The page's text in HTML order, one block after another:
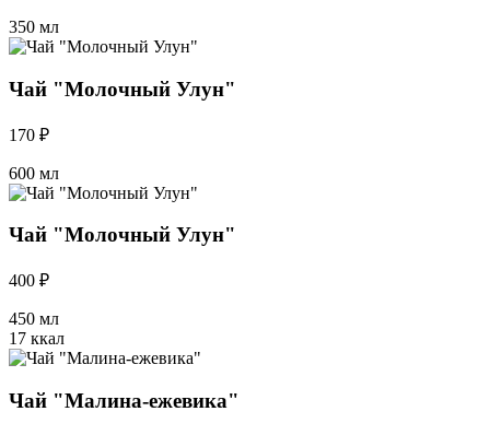
350 мл
Чай "Молочный Улун"
170 ₽
600 мл
Чай "Молочный Улун"
400 ₽
450 мл
17 ккал
Чай "Малина-ежевика"